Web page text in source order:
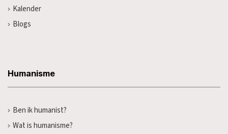
Kalender
Blogs
Humanisme
Ben ik humanist?
Wat is humanisme?